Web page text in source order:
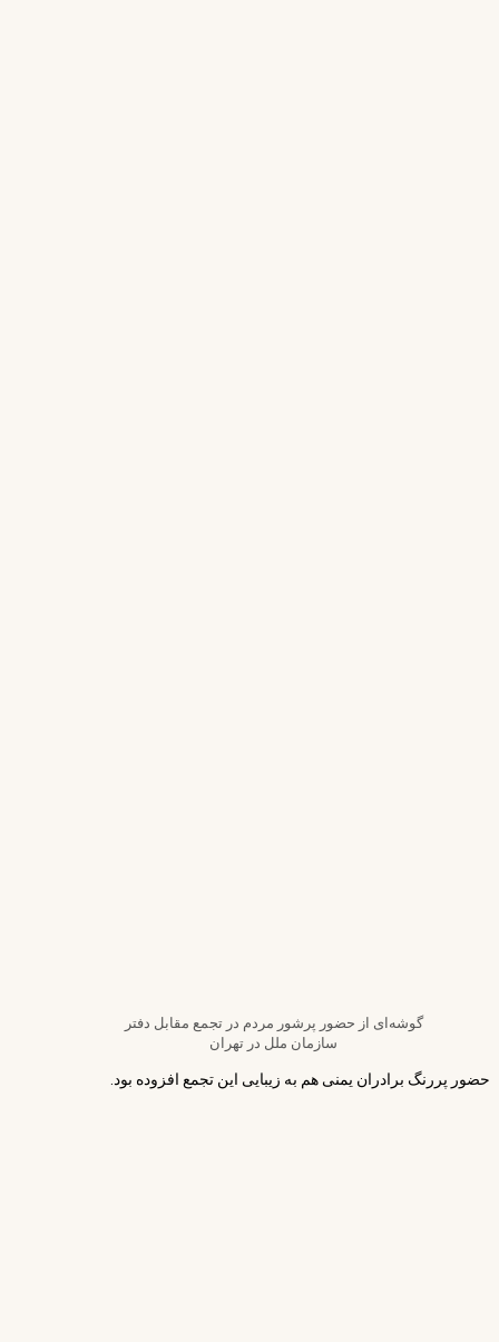
گوشه‌ای از حضور پرشور مردم در تجمع مقابل دفتر
سازمان ملل در تهران
حضور پررنگ برادران یمنی هم به زیبایی این تجمع افزوده بود.